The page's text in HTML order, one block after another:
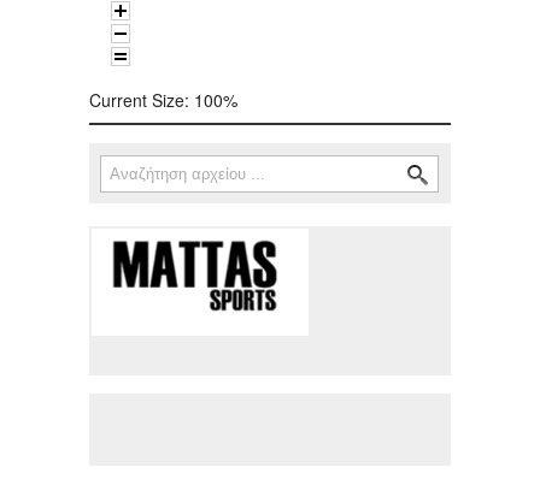
Current Size: 100%
Φόρμα αναζήτησης
Αναζήτηση